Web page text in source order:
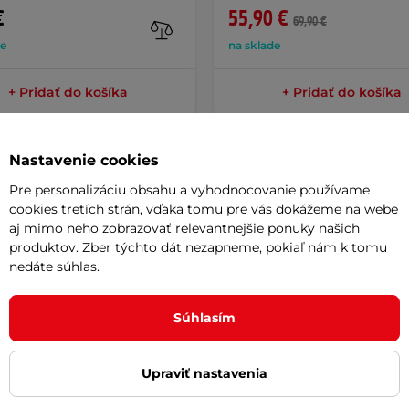
+ Pridať do košíka
55,90 € 69,90 €
na sklade
+ Pridať do košíka
je vysoko kvalitné plexi, ktoré má
pri poškodení alebo opotrebovaní
nájdu uplatnenie pri jazde proti
jednoduchému mechanizmu.
Vaša
Ako
Nastavenie cookies
Pre personalizáciu obsahu a vyhodnocovanie používame
cookies tretích strán, vďaka tomu pre vás dokážeme na webe
aj mimo neho zobrazovať relevantnejšie ponuky našich
produktov. Zber týchto dát nezapneme, pokiaľ nám k tomu
nedáte súhlas.
Súhlasím
Upraviť nastavenia